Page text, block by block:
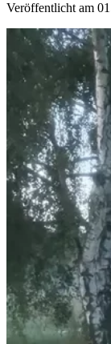
Veröffentlicht am